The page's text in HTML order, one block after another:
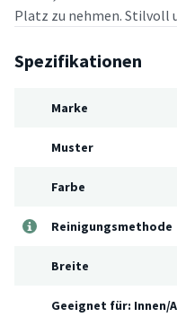
Platz zu nehmen. Stilvoll
Spezifikationen
Marke
Muster
Farbe
Reinigungsmethode
Breite
Geeignet für: Innen/